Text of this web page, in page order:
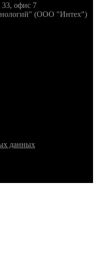
33, офис 7
(ООО "Интех")
данных